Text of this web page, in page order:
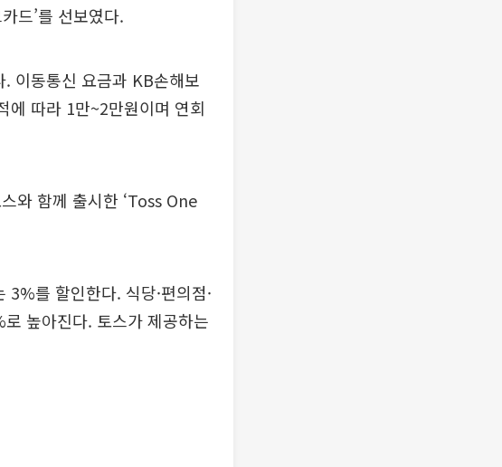
드’를 선보였다.
. 이동통신 요금과 KB손해보
에 따라 1만~2만원이며 연회
와 함께 출시한 ‘Toss One
를 할인한다. 식당·편의점·
높아진다. 토스가 제공하는